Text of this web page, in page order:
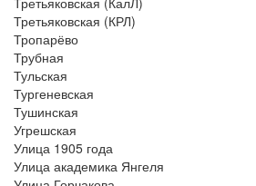
Третьяковская (КРЛ)
Тропарёво
Трубная
Тульская
Тургеневская
Тушинская
Угрешская
Улица 1905 года
Улица академика Янгеля